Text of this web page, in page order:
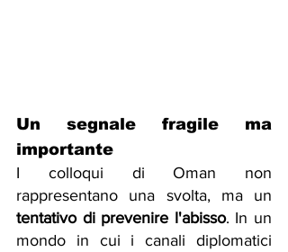
Un segnale fragile ma
importante
I colloqui di Oman non
tentativo di prevenire l'abisso. In un
mondo in cui i canali diplomatici